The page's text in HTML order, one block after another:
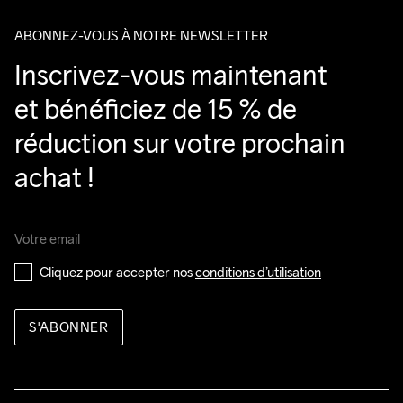
ABONNEZ-VOUS À NOTRE NEWSLETTER
Inscrivez-vous maintenant
et bénéficiez de 15 % de
réduction sur votre prochain
achat !
Cliquez pour accepter nos conditions d’utilisation
S'ABONNER